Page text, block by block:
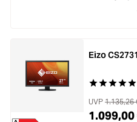
Bildbearbeitung
Ferngläser
Eizo
UVP 1.135,26
1.099,00